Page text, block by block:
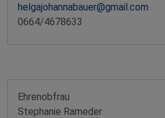
helgajohannabauer@gmail.com
0664/4678633
Ehrenobfrau
Stephanie Rameder